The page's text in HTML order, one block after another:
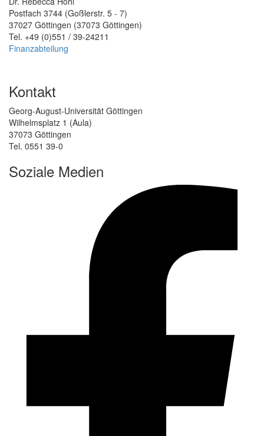
Postfach 3744 (Goßlerstr. 5 - 7)
37027 Göttingen (37073 Göttingen)
Tel. +49 (0)551 / 39-24211
Finanzabteilung
Kontakt
Georg-August-Universität Göttingen
Wilhelmsplatz 1 (Aula)
37073 Göttingen
Tel. 0551 39-0
Soziale Medien